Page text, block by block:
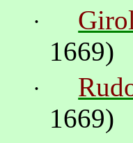
·
1669)
·
1669)